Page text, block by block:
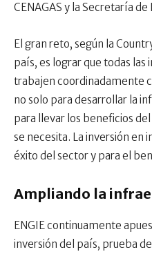
CENAGAS y la Secretaría de
El gran reto, según la
país, es lograr que todas las
trabajen coordinadamente
no solo para desarrollar la
para llevar los beneficios
se necesita. La inversión en
éxito del sector y para el
Ampliando la
ENGIE continuamente
inversión del país, prueba